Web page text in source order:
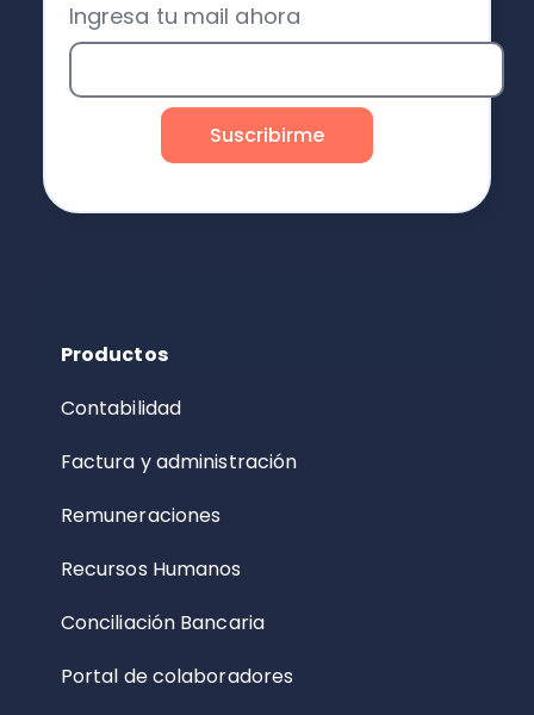
Ingresa tu mail ahora
Productos
Contabilidad
Factura y administración
Remuneraciones
Recursos Humanos
Conciliación Bancaria
Portal de colaboradores